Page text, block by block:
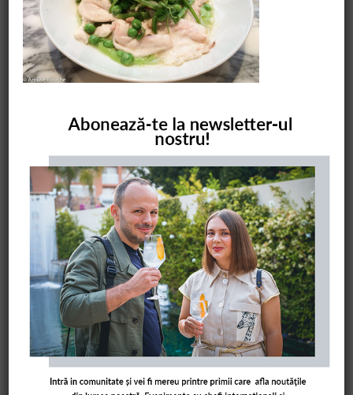
CAUTARE
COMANDĂ CARTEA NOASTRĂ